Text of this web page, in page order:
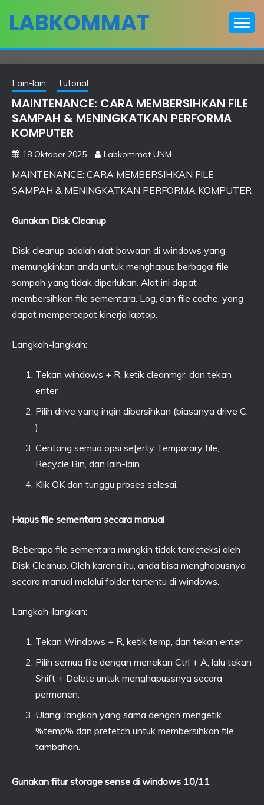
LABKOMMAT
Lain-lain Tutorial
MAINTENANCE: CARA MEMBERSIHKAN FILE
SAMPAH & MENINGKATKAN PERFORMA
KOMPUTER
18 Oktober 2025 Labkommat UNM
MAINTENANCE: CARA MEMBERSIHKAN FILE
SAMPAH & MENINGKATKAN PERFORMA KOMPUTER
Gunakan Disk Cleanup
Disk cleanup adalah alat bawaan di windows yang
memungkinkan anda untuk menghapus berbagai file
sampah yang tidak diperlukan. Alat ini dapat
membersihkan file sementara. Log, dan file cache, yang
dapat mempercepat kinerja laptop.
Langkah-langkah:
Tekan windows + R, ketik cleanmgr, dan tekan
enter
Pilih drive yang ingin dibersihkan (biasanya drive C:
)
Centang semua opsi se[erty Temporary file,
Recycle Bin, dan lain-lain.
Klik OK dan tunggu proses selesai.
Hapus file sementara secara manual
Beberapa file sementara mungkin tidak terdeteksi oleh
Disk Cleanup. Oleh karena itu, anda bisa menghapusnya
secara manual melalui folder tertentu di windows.
Langkah-langkan:
Tekan Windows + R, ketik temp, dan tekan enter
Pilih semua file dengan menekan Ctrl + A, lalu tekan
Shift + Delete untuk menghapussnya secara
permanen.
Ulangi langkah yang sama dengan mengetik
%temp% dan prefetch untuk membersihkan file
tambahan.
Gunakan fitur storage sense di windows 10/11